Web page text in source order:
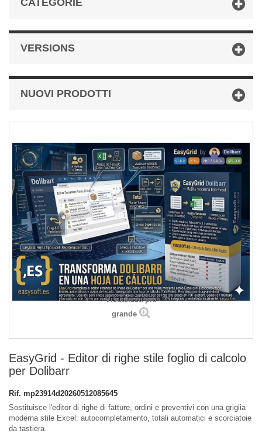
CATEGORIE
VERSIONS
NUOVI PRODOTTI
Visualizza più
grande
EasyGrid - Editor di righe stile foglio di calcolo
per Dolibarr
Rif. mp23914d20260512085645
Sostituisce l'editor di righe di fatture, ordini e preventivi con una griglia
moderna stile Excel: autocompletamento, totali automatici e scorciatoie
da tastiera.